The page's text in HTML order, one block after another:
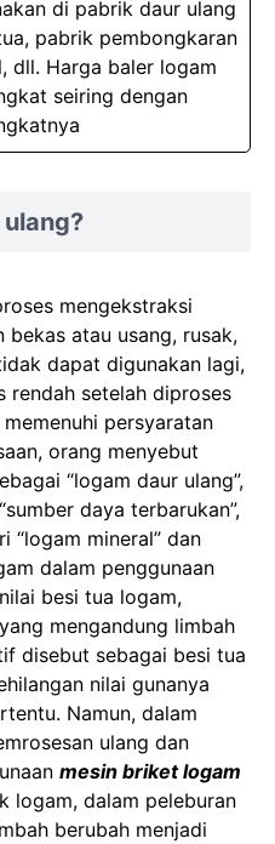
di pabrik daur ulang
pabrik pembongkaran
dll. Harga baler logam
seiring dengan
mengekstraksi
atau usang, rusak,
dapat digunakan lagi,
rendah setelah diproses
persyaratan
orang menyebut
“logam daur ulang”,
daya terbarukan”,
“logam mineral” dan
dalam penggunaan
besi tua logam,
mengandung limbah
disebut sebagai besi tua
nilai gunanya
Namun, dalam
ulang dan
mesin briket logam
logam, dalam peleburan
berubah menjadi